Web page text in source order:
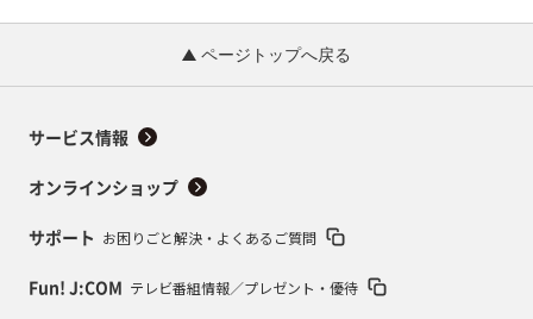
ページトップへ戻る
サービス情報
オンラインショップ
サポート お困りごと解決・よくあるご質問
Fun! J:COM テレビ番組情報／プレゼント・優待